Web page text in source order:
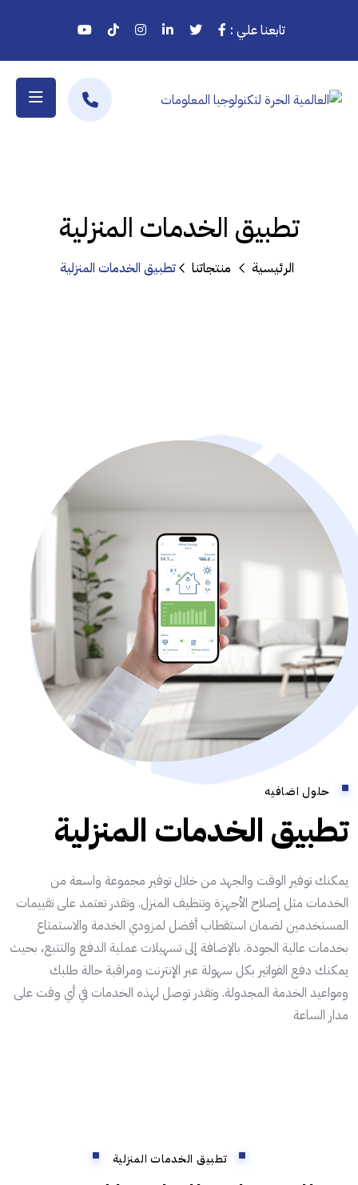
تابعنا علي :
تطبيق الخدمات المنزلية
الرئيسية منتجاتنا تطبيق الخدمات المنزلية
حلول اضافيه
تطبيق الخدمات المنزلية
يمكنك توفير الوقت والجهد من خلال توفير مجموعة واسعة من
الخدمات مثل إصلاح الأجهزة وتنظيف المنزل. وتقدر تعتمد على تقييمات
المستخدمين لضمان استقطاب أفضل لمزودي الخدمة والاستمتاع
بخدمات عالية الجودة. بالإضافة إلى تسهيلات عملية الدفع والتتبع، بحيث
يمكنك دفع الفواتير بكل سهولة عبر الإنترنت ومراقبة حالة طلبك
ومواعيد الخدمة المجدولة. وتقدر توصل لهذه الخدمات في أي وقت على
مدار الساعة
تطبيق الخدمات المنزلية